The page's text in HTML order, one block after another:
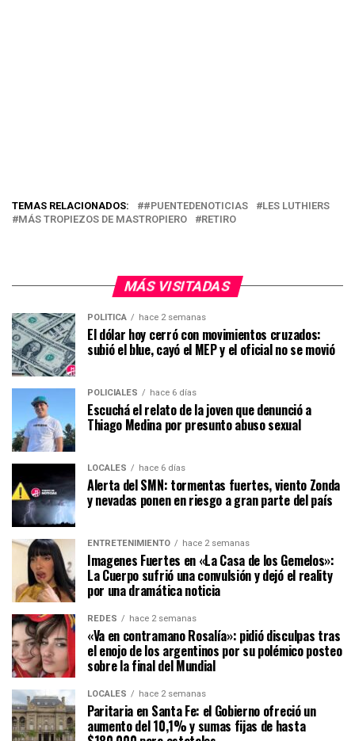
TEMAS RELACIONADOS: #PUENTEDENOTICIAS
LES LUTHIERS
MÁS TROPIEZOS DE MASTROPIERO
RETIRO
MÁS VISITADAS
POLÍTICA hace 2 semanas
El dólar hoy cerró con movimientos cruzados:
subió el blue, cayó el MEP y el oficial no se movió
POLICIALES hace 6 días
Escuchá el relato de la joven que denunció a
Thiago Medina por presunto abuso sexual
LOCALES hace 6 días
Alerta del SMN: tormentas fuertes, viento Zonda
y nevadas ponen en riesgo a gran parte del país
ENTRETENIMIENTO hace 2 semanas
Imagenes Fuertes en «La Casa de los Gemelos»:
La Cuerpo sufrió una convulsión y dejó el reality
por una dramática noticia
REDES hace 2 semanas
«Va en contramano Rosalía»: pidió disculpas tras
el enojo de los argentinos por su polémico posteo
sobre la final del Mundial
LOCALES hace 2 semanas
Paritaria en Santa Fe: el Gobierno ofreció un
aumento del 10,1% y sumas fijas de hasta